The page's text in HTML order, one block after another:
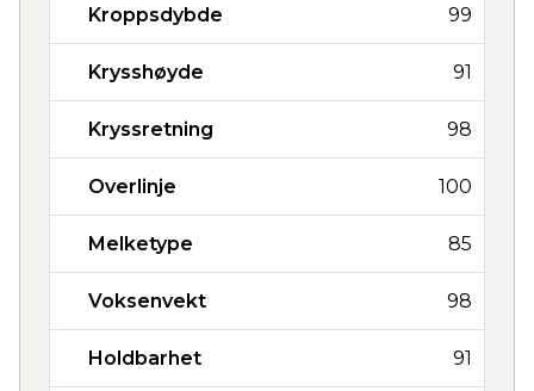
Kroppsdybde 99
Krysshøyde 91
Kryssretning 98
Overlinje 100
Melketype 85
Voksenvekt 98
Holdbarhet 91